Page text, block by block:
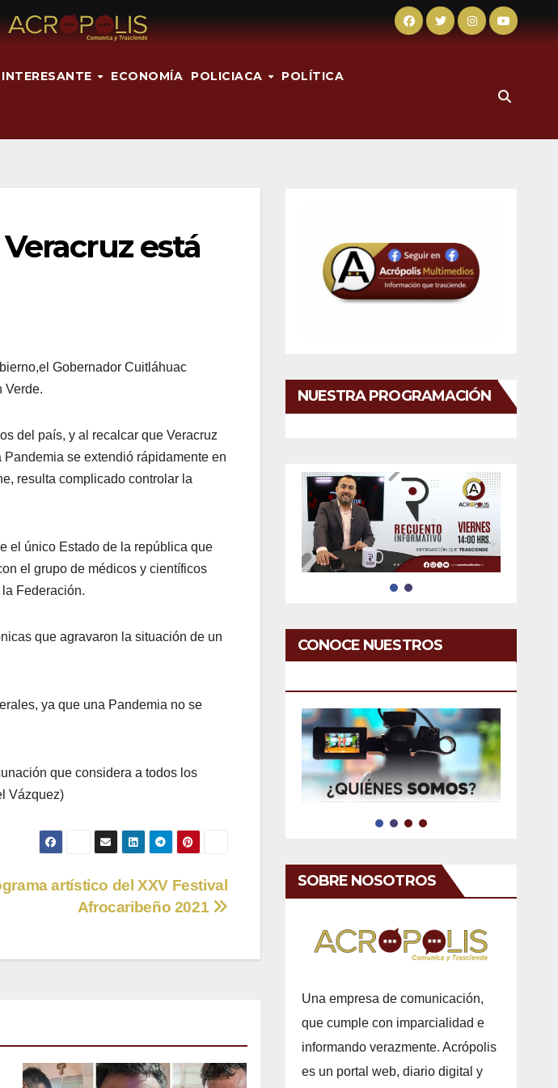
INTERESANTE ECONOMÍA POLICIACA POLÍTICA
está
Gobernador Cuitláhuac
Verde.
del país, y al recalcar que Veracruz
se extendió rápidamente en
resulta complicado controlar la
el único Estado de la república que
el grupo de médicos y científicos
Federación.
que agravaron la situación de un
ya que una Pandemia no se
que considera a todos los
Vázquez)
artístico del XXV Festival
Afrocaribeño 2021
NUESTRA PROGRAMACIÓN
CONOCE NUESTROS
SOBRE NOSOTROS
Una empresa de comunicación,
que cumple con imparcialidad e
informando verazmente. Acrópolis
es un portal web, diario digital y